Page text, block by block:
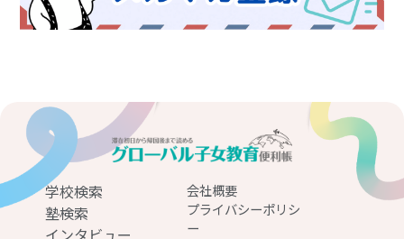
学校検索
塾検索
会社概要
プライバシーポリシ
ー